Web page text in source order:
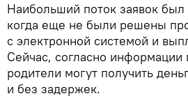
Наибольший поток заявок
когда еще не были решены
с электронной системой и
Сейчас, согласно информации
родители могут получить
и без задержек.